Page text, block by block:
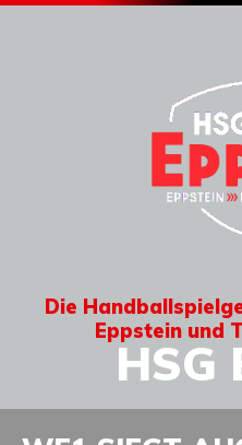
Die
Eppstein und
HSG